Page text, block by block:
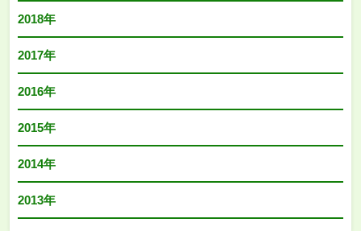
2018年
2017年
2016年
2015年
2014年
2013年